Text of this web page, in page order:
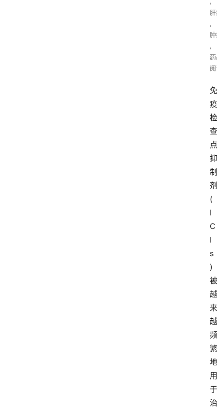
,
,
免
疫
检
查
点
抑
制
剂
(
I
C
I
s
)
被
越
来
越
频
繁
地
用
于
治